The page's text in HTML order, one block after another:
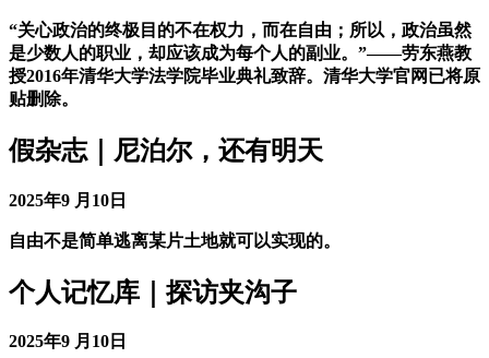
“关心政治的终极目的不在权力，而在自由；所以，政治虽然
是少数人的职业，却应该成为每个人的副业。”——劳东燕教
授2016年清华大学法学院毕业典礼致辞。清华大学官网已将原
贴删除。
假杂志｜尼泊尔，还有明天
2025年9 月10日
自由不是简单逃离某片土地就可以实现的。
个人记忆库｜探访夹沟子
2025年9 月10日